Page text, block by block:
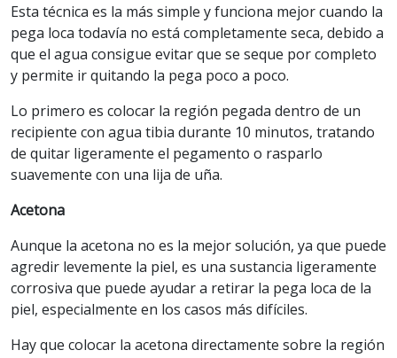
Esta técnica es la más simple y funciona mejor cuando la
pega loca todavía no está completamente seca, debido a
que el agua consigue evitar que se seque por completo
y permite ir quitando la pega poco a poco.
Lo primero es colocar la región pegada dentro de un
recipiente con agua tibia durante 10 minutos, tratando
de quitar ligeramente el pegamento o rasparlo
suavemente con una lija de uña.
Acetona
Aunque la acetona no es la mejor solución, ya que puede
agredir levemente la piel, es una sustancia ligeramente
corrosiva que puede ayudar a retirar la pega loca de la
piel, especialmente en los casos más difíciles.
Hay que colocar la acetona directamente sobre la región